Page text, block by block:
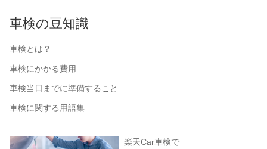
車検の豆知識
車検とは？
車検にかかる費用
車検当日までに準備すること
車検に関する用語集
楽天Car車検で